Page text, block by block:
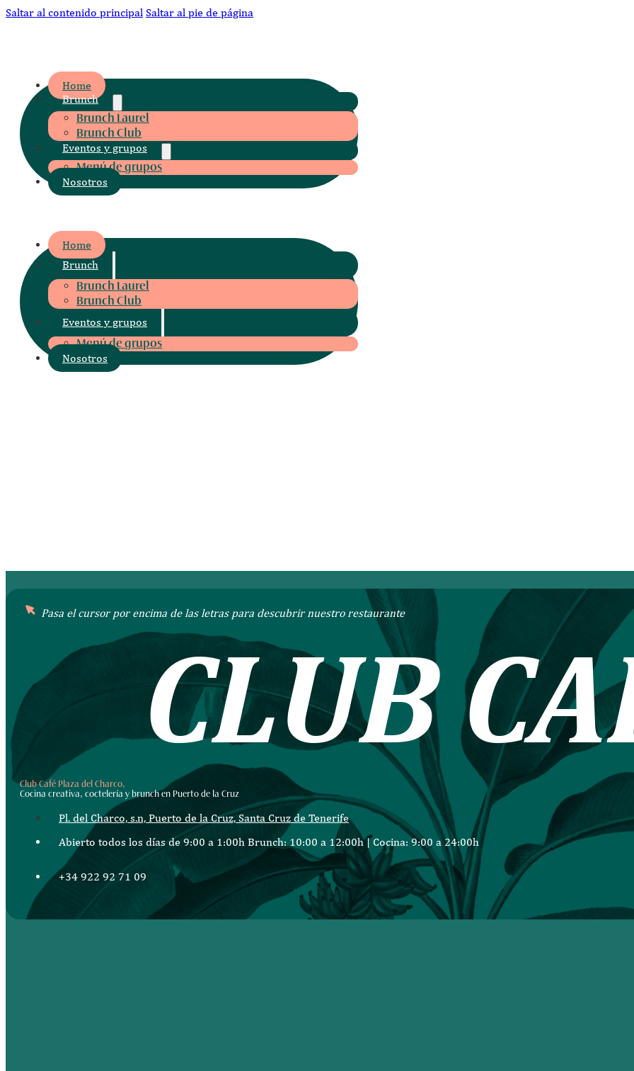
Saltar al contenido principal Saltar al pie de página
Home
Brunch
Brunch Laurel
Brunch Club
Eventos y grupos
Menú de grupos
Nosotros
Home
Brunch
Brunch Laurel
Brunch Club
Eventos y grupos
Menú de grupos
Nosotros
Pasa el cursor por encima de las letras para descubrir nuestro restaurante
CLUBCA
Club Café Plaza del Charco,
Cocina creativa, coctelería y brunch en Puerto de la Cruz
Pl. del Charco, s.n, Puerto de la Cruz, Santa Cruz de Tenerife
Abierto todos los días de 9:00 a 1:00h Brunch: 10:00 a 12:00h | Cocina: 9:00 a 24:00h
+34 922 92 71 09